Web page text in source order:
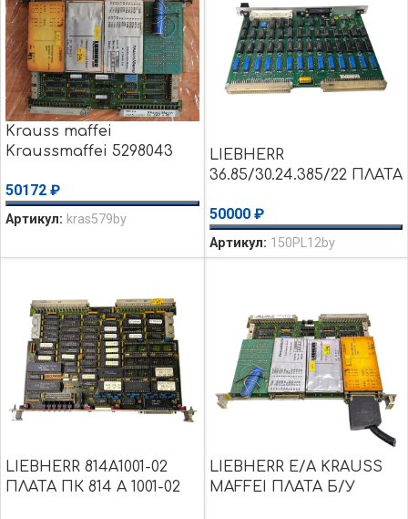
Krauss maffei
Kraussmaffei 5298043
Z0853006PSC уценка
использовалось
50172 ₽
Артикул: kras579by
LIEBHERR
36.85/30.24.385/22 ПЛАТА
50000 ₽
Артикул: 150PL12by
LIEBHERR 814A1001-02
ПЛАТА ПК 814 A 1001-02
LIEBHERR E/A KRAUSS
MAFFEI ПЛАТА Б/У